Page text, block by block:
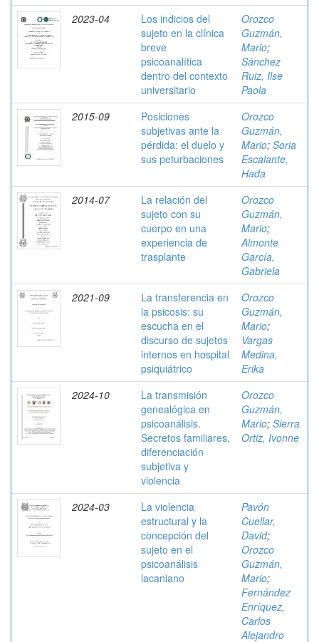
2023-04
Los indicios del
sujeto en la clínica
breve
psicoanalítica
dentro del contexto
universitario
Orozco
Guzmán,
Mario;
Sánchez
Ruiz, Ilse
Paola
2015-09
Posiciones
subjetivas ante la
pérdida: el duelo y
sus peturbaciones
Orozco
Guzmán,
Mario; Soria
Escalante,
Hada
2014-07
La relación del
sujeto con su
cuerpo en una
experiencia de
trasplante
Orozco
Guzmán,
Mario;
Almonte
García,
Gabriela
2021-09
La transferencia en
la psicosis: su
escucha en el
discurso de sujetos
internos en hospital
psiquiátrico
Orozco
Guzmán,
Mario;
Vargas
Medina,
Erika
2024-10
La transmisión
genealógica en
psicoanálisis.
Secretos familiares,
diferenciación
subjetiva y
violencia
Orozco
Guzmán,
Mario; Sierra
Ortiz, Ivonne
2024-03
La violencia
estructural y la
concepción del
sujeto en el
psicoanálisis
lacaniano
Pavón
Cuellar,
David;
Orozco
Guzmán,
Mario;
Fernández
Enríquez,
Carlos
Alejandro